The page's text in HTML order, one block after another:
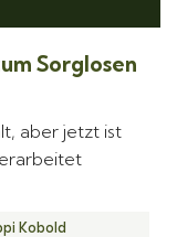
Sorglosen
aber jetzt ist
Kobold